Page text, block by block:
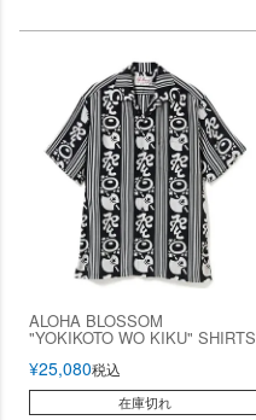
ALOHA BLOSSOM
"YOKIKOTO WO KIKU" SHIRTS
¥25,080税込
在庫切れ